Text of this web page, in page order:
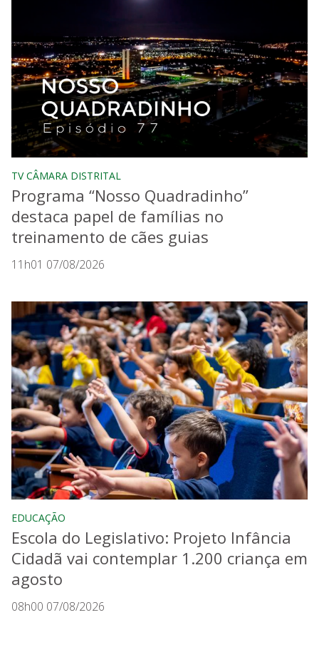
TV CÂMARA DISTRITAL
Programa “Nosso Quadradinho”
destaca papel de famílias no
treinamento de cães guias
11h01 07/08/2026
EDUCAÇÃO
Escola do Legislativo: Projeto Infância
Cidadã vai contemplar 1.200 criança em
agosto
08h00 07/08/2026